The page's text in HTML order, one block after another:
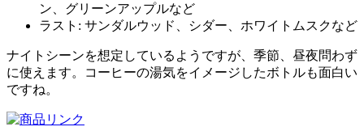
ン、グリーンアップルなど
ラスト: サンダルウッド、シダー、ホワイトムスクなど
ナイトシーンを想定しているようですが、季節、昼夜問わず
に使えます。コーヒーの湯気をイメージしたボトルも面白い
ですね。